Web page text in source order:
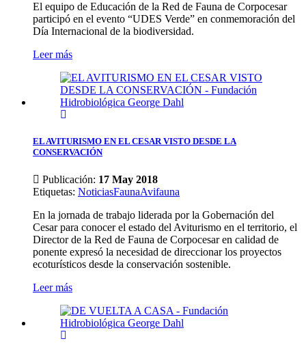
El equipo de Educación de la Red de Fauna de Corpocesar
participó en el evento “UDES Verde” en conmemoración del
Día Internacional de la biodiversidad.
Leer más
EL AVITURISMO EN EL CESAR VISTO DESDE LA
CONSERVACIÓN
Publicación: 17 May 2018
Etiquetas: NoticiasFaunaAvifauna
En la jornada de trabajo liderada por la Gobernación del
Cesar para conocer el estado del Aviturismo en el territorio, el
Director de la Red de Fauna de Corpocesar en calidad de
ponente expresó la necesidad de direccionar los proyectos
ecoturísticos desde la conservación sostenible.
Leer más